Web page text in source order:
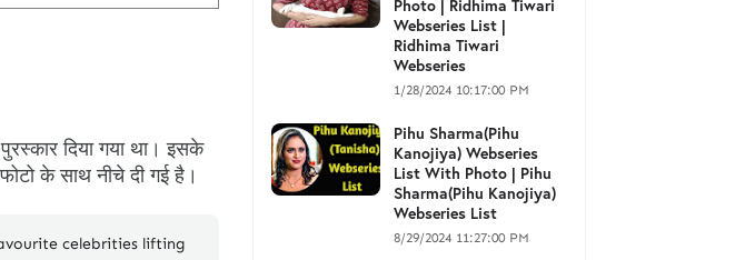
दिया गया था। इसके
के साथ नीचे दी गई है।
celebrities lifting
Photo | Ridhima Tiwari
Webseries List |
Ridhima Tiwari
Webseries
1/28/2024 10:17:00 PM
Pihu Sharma(Pihu
Kanojiya) Webseries
List With Photo | Pihu
Sharma(Pihu Kanojiya)
Webseries List
8/29/2024 11:27:00 PM